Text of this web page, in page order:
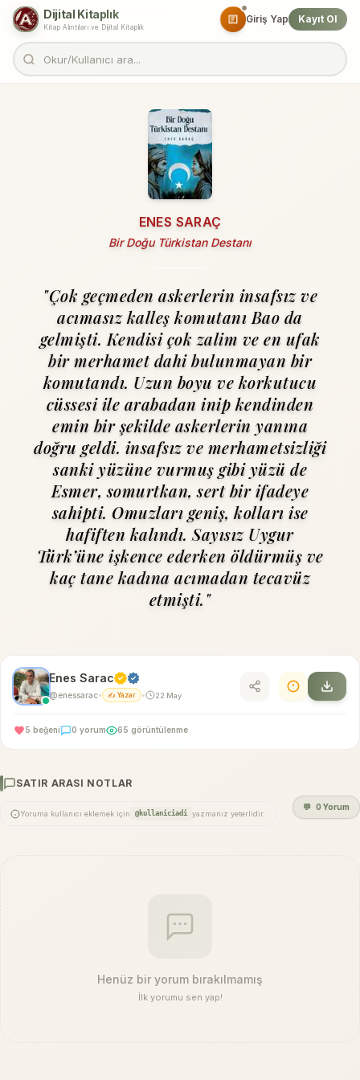
Dijital Kitaplık
Kitap Alıntıları ve Dijital Kitaplık
Giriş Yap Kayıt Ol
ENES SARAÇ
Bir Doğu Türkistan Destanı
"Çok geçmeden askerlerin insafsız ve
acımasız kalleş komutanı Bao da
gelmişti. Kendisi çok zalim ve en ufak
bir merhamet dahi bulunmayan bir
komutandı. Uzun boyu ve korkutucu
cüssesi ile arabadan inip kendinden
emin bir şekilde askerlerin yanına
doğru geldi. insafsız ve merhametsizliği
sanki yüzüne vurmuş gibi yüzü de
Esmer, somurtkan, sert bir ifadeye
sahipti. Omuzları geniş, kolları ise
hafiften kalındı. Sayısız Uygur
Türk’üne işkence ederken öldürmüş ve
kaç tane kadına acımadan tecavüz
etmişti."
Enes Sarac
@enessarac• ✍️ Yazar • 22 May
5 beğeni 0 yorum 65 görüntülenme
SATIR ARASI NOTLAR
Yoruma kullanıcı eklemek için @kullaniciadi yazmanız yeterlidir.
💬 0 Yorum
Henüz bir yorum bırakılmamış
İlk yorumu sen yap!